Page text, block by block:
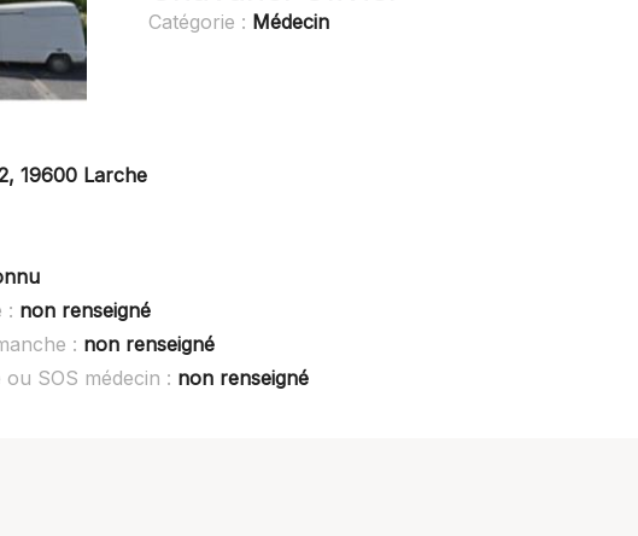
Catégorie : Médecin
19600 Larche
: non renseigné
: non renseigné
SOS médecin : non renseigné